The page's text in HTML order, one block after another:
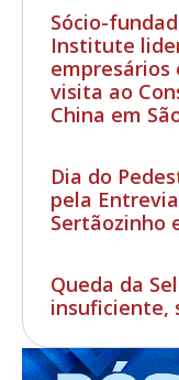
Sócio-
Institute
empresários
visita ao
China em
Dia do
pela
Sertãozinho
Queda da
insuficiente,